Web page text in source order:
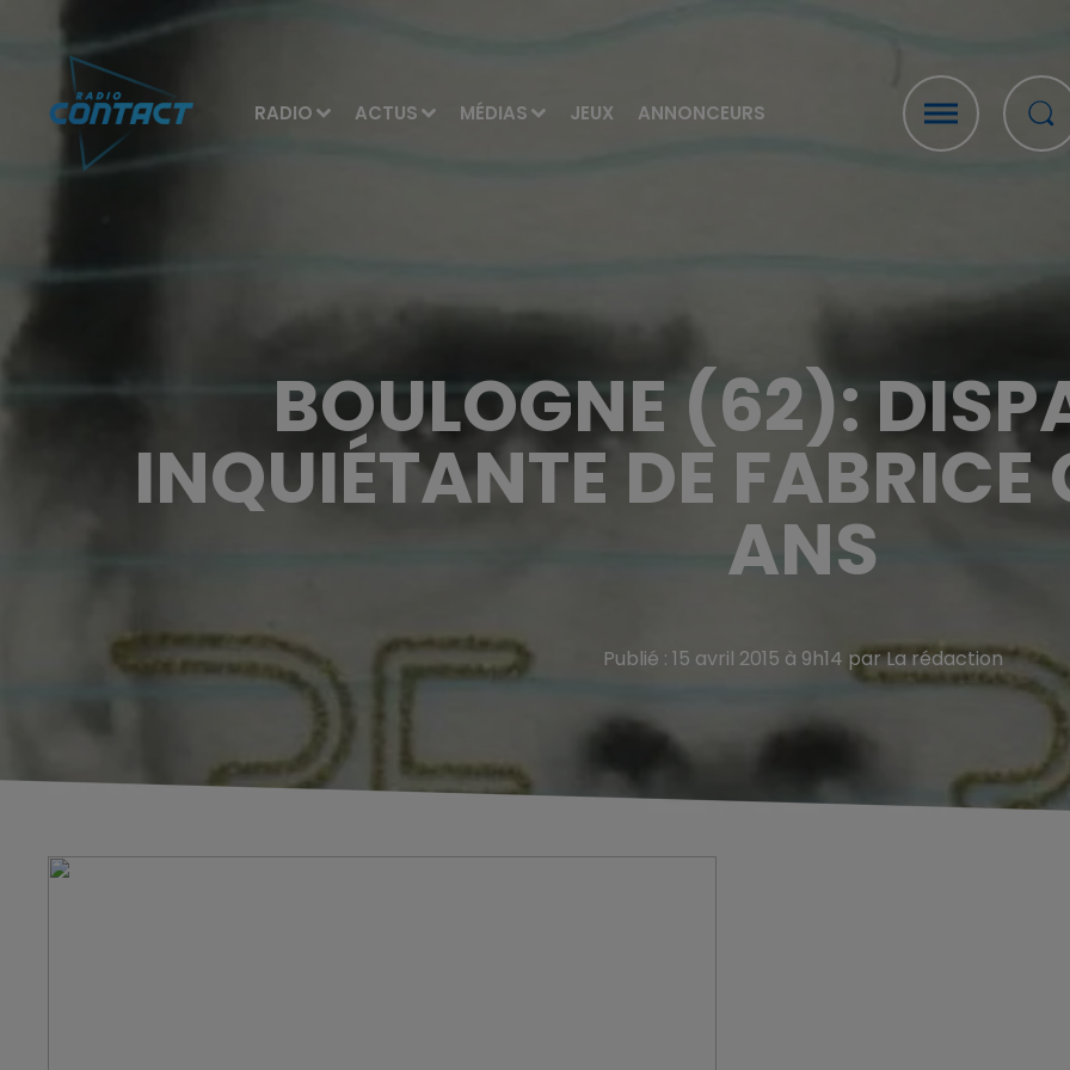
RADIO ACTUS MÉDIAS JEUX ANNONCEURS
BOULOGNE (62):
INQUIÉTANTE DE
ANS
Publié : 15 avril 2015 à 9h14 par La rédaction